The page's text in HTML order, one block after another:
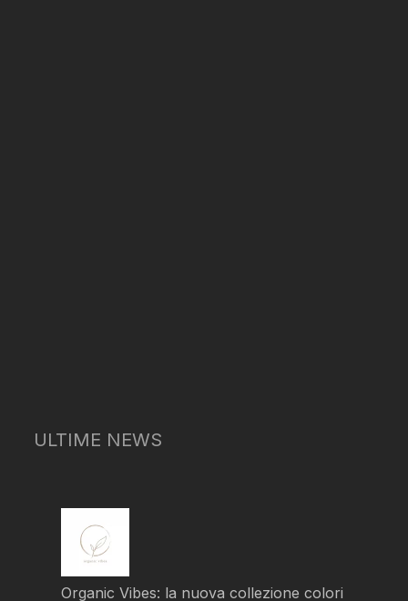
ULTIME NEWS
Organic Vibes: la nuova collezione colori